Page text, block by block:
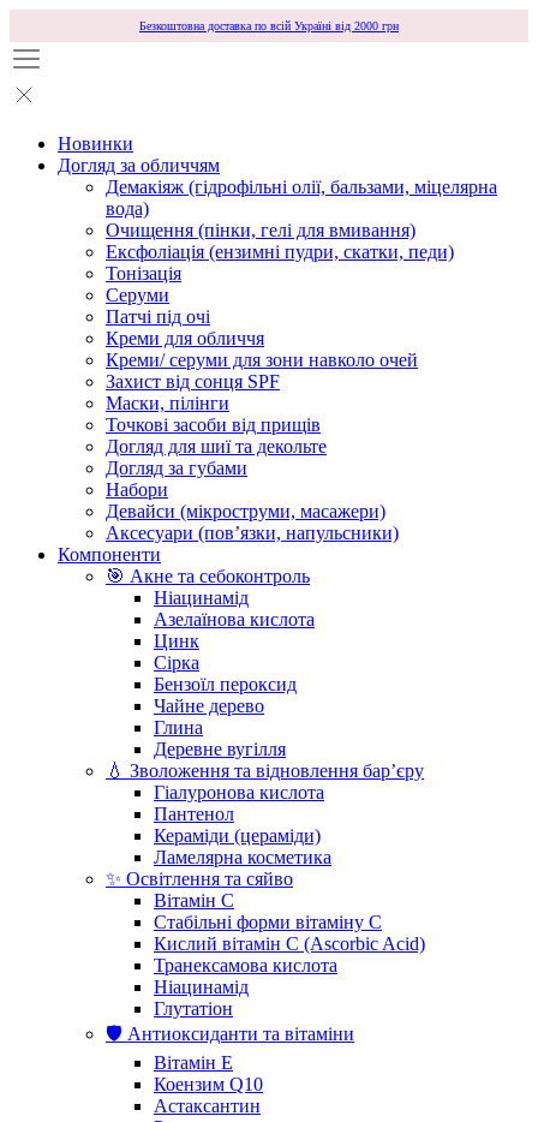
Безкоштовна доставка по всій Україні від 2000 грн
Новинки
Догляд за обличчям
Демакіяж (гідрофільні олії, бальзами, міцелярна
вода)
Очищення (пінки, гелі для вмивання)
Ексфоліація (ензимні пудри, скатки, педи)
Тонізація
Серуми
Патчі під очі
Креми для обличчя
Креми/ серуми для зони навколо очей
Захист від сонця SPF
Маски, пілінги
Точкові засоби від прищів
Догляд для шиї та декольте
Догляд за губами
Набори
Девайси (мікроструми, масажери)
Аксесуари (повʼязки, напульсники)
Компоненти
🎯 Акне та себоконтроль
Ніацинамід
Азелаїнова кислота
Цинк
Сірка
Бензоїл пероксид
Чайне дерево
Глина
Деревне вугілля
💧 Зволоження та відновлення бар’єру
Гіалуронова кислота
Пантенол
Кераміди (цераміди)
Ламелярна косметика
✨ Освітлення та сяйво
Вітамін С
Стабільні форми вітаміну С
Кислий вітамін С (Ascorbic Acid)
Транексамова кислота
Ніацинамід
Глутатіон
🛡️ Антиоксиданти та вітаміни
Вітамін Е
Коензим Q10
Астаксантин